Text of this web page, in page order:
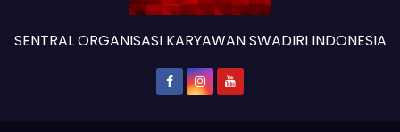
SENTRAL ORGANISASI KARYAWAN SWADIRI INDONESIA